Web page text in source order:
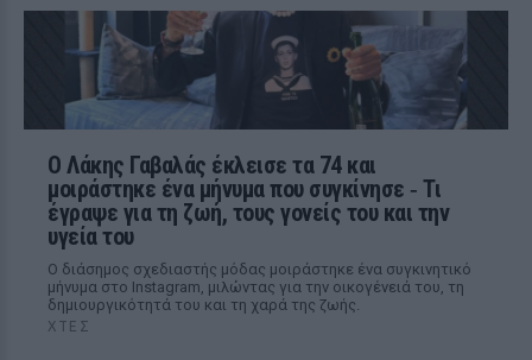
Ο Λάκης Γαβαλάς έκλεισε τα 74 και
μοιράστηκε ένα μήνυμα που συγκίνησε ‑ Τι
έγραψε για τη ζωή, τους γονείς του και την
υγεία του
Ο διάσημος σχεδιαστής μόδας μοιράστηκε ένα συγκινητικό
μήνυμα στο Instagram, μιλώντας για την οικογένειά του, τη
δημιουργικότητά του και τη χαρά της ζωής.
ΧΤΕΣ